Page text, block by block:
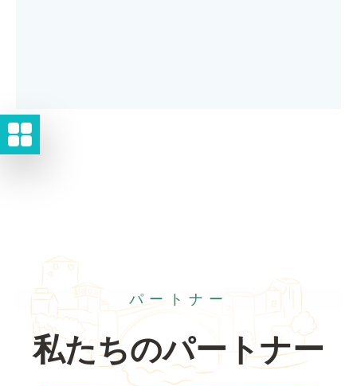
パートナー
私たちのパートナー